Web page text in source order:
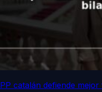
PP catalán defiende